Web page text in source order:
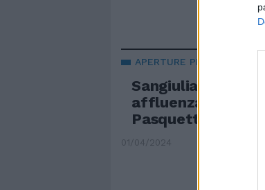
APERTURE PER LE FESTE
Sangiuliano
affluenza ne i
Pasquetta”
01/04/2024